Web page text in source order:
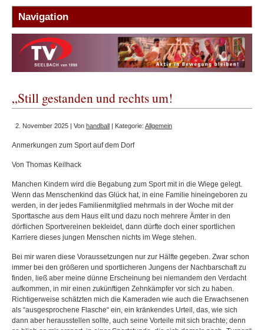
„Still gestanden und rechts um!
2. November 2025 | Von handball | Kategorie: Allgemein
Anmerkungen zum Sport auf dem Dorf
Von Thomas Keilhack
Manchen Kindern wird die Begabung zum Sport mit in die Wiege gelegt.
Wenn das Menschenkind das Glück hat, in eine Familie hineingeboren zu
werden, in der jedes Familienmitglied mehrmals in der Woche mit der
Sporttasche aus dem Haus eilt und dazu noch mehrere Ämter in den
dörflichen Sportvereinen bekleidet, dann dürfte doch einer sportlichen
Karriere dieses jungen Menschen nichts im Wege stehen.
Bei mir waren diese Voraussetzungen nur zur Hälfte gegeben. Zwar schon
immer bei den größeren und sportlicheren Jungens der Nachbarschaft zu
finden, ließ aber meine dünne Erscheinung bei niemandem den Verdacht
aufkommen, in mir einen zukünftigen Zehnkämpfer vor sich zu haben.
Richtigerweise schätzten mich die Kameraden wie auch die Erwachsenen
als “ausgesprochene Flasche“ ein, ein kränkendes Urteil, das, wie sich
dann aber herausstellen sollte, auch seine Vorteile mit sich brachte; denn